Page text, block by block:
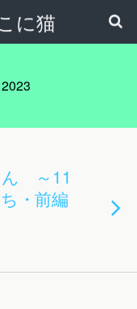
に猫
ん ～11
・前編